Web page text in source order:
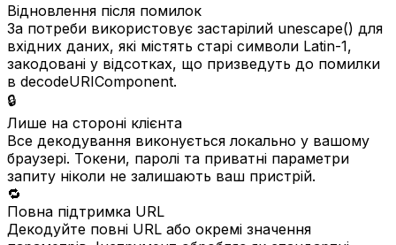
Відновлення після помилок
За потреби використовує застарілий unescape() для
вхідних даних, які містять старі символи Latin-1,
закодовані у відсотках, що призведуть до помилки
в decodeURIComponent.
🔒
Лише на стороні клієнта
Все декодування виконується локально у вашому
браузері. Токени, паролі та приватні параметри
запиту ніколи не залишають ваш пристрій.
🔁
Повна підтримка URL
Декодуйте повні URL або окремі значення